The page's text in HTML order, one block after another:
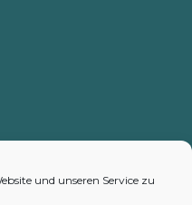
und unseren Service zu